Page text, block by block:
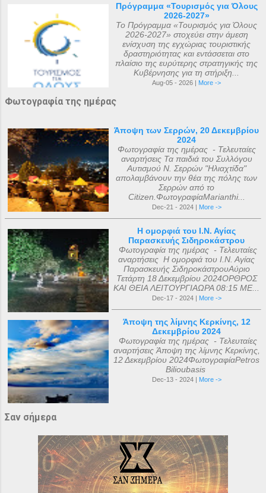
Πρόγραμμα «Τουρισμός για Όλους
2026-2027»
Το Πρόγραμμα «Τουρισμός για Όλους
2026-2027» στοχεύει στην άμεση
ενίσχυση της εγχώριας τουριστικής
δραστηριότητας και εντάσσεται στο
πλαίσιο της ευρύτερης στρατηγικής της
Κυβέρνησης για τη στήριξη...
Aug-05 - 2026 | More ->
Φωτογραφία της ημέρας
Άποψη των Σερρών, 20 Δεκεμβρίου
2024
Φωτογραφία της ημέρας - Τελευταίες
αναρτήσεις Τα παιδιά του Συλλόγου
Αυτισμού Ν. Σερρών "Ηλιαχτίδα"
απολαμβάνουν την θέα της πόλης των
Σερρών από το
Citizen.ΦωτογραφίαMarianthi...
Dec-21 - 2024 | More ->
Η ομορφιά του Ι.Ν. Αγίας
Παρασκευής Σιδηροκάστρου
Φωτογραφία της ημέρας - Τελευταίες
αναρτήσεις Η ομορφιά του Ι.Ν. Αγίας
Παρασκευής ΣιδηροκάστρουΑύριο
Τετάρτη 18 Δεκεμβρίου 2024ΟΡΘΡΟΣ
ΚΑΙ ΘΕΙΑ ΛΕΙΤΟΥΡΓΙΑΩΡΑ 08:15 ΜΕ...
Dec-17 - 2024 | More ->
Άποψη της λίμνης Κερκίνης, 12
Δεκεμβρίου 2024
Φωτογραφία της ημέρας - Τελευταίες
αναρτήσεις Άποψη της λίμνης Κερκίνης,
12 Δεκεμβρίου 2024ΦωτογραφίαPetros
Bilioubasis
Dec-13 - 2024 | More ->
Σαν σήμερα